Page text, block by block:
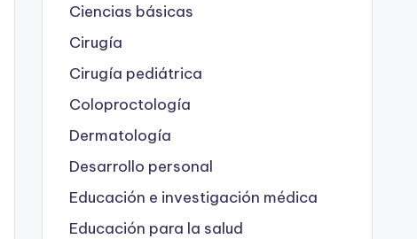
Ciencias básicas
Cirugía
Cirugía pediátrica
Coloproctología
Dermatología
Desarrollo personal
Educación e investigación médica
Educación para la salud